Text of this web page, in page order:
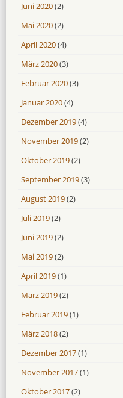
Juni 2020(2)
Mai 2020(2)
April 2020(4)
März 2020(3)
Februar 2020(3)
Januar 2020(4)
Dezember 2019(4)
November 2019(2)
Oktober 2019(2)
September 2019(3)
August 2019(2)
Juli 2019(2)
Juni 2019(2)
Mai 2019(2)
April 2019(1)
März 2019(2)
Februar 2019(1)
März 2018(2)
Dezember 2017(1)
November 2017(1)
Oktober 2017(2)